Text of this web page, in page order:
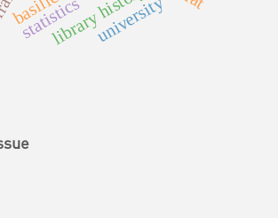
library history
university
statistics